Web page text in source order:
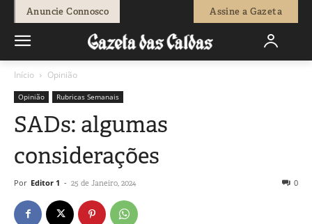
Anuncie Connosco Assine a Gazeta
Início Opinião
Opinião Rubricas Semanais
SADs: algumas
considerações
Por Editor 1 - 25 de Janeiro, 2024 0